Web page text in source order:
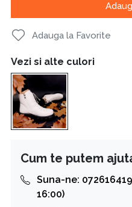
Adauga la Favorite
Vezi si alte culori
Cum te putem
Suna-ne:
16:00)